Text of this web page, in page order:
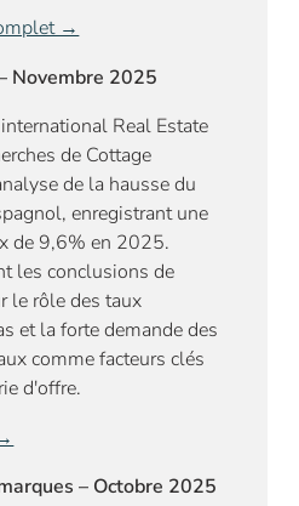
→
Novembre 2025
Real Estate
de Cottage
de la hausse du
enregistrant une
de 9,6% en 2025.
les conclusions de
le rôle des taux
et la forte demande des
comme facteurs clés
d'offre.
– Octobre 2025